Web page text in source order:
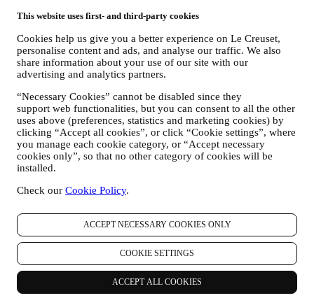
This website uses first- and third-party cookies
Cookies help us give you a better experience on Le Creuset,
personalise content and ads, and analyse our traffic. We also
share information about your use of our site with our
advertising and analytics partners.
“Necessary Cookies” cannot be disabled since they
support web functionalities, but you can consent to all the other
uses above (preferences, statistics and marketing cookies) by
clicking “Accept all cookies”, or click “Cookie settings”, where
you manage each cookie category, or “Accept necessary
cookies only”, so that no other category of cookies will be
installed.
Check our Cookie Policy.
ACCEPT NECESSARY COOKIES ONLY
COOKIE SETTINGS
ACCEPT ALL COOKIES
gevallen kunt u nog enkele berichten ontvangen totdat de
Weet dat wij uw contactgegevens en andere
persoonsgegevens niet doorgeven of verkopen aan andere
bedrijven voor hun marketingdoeleinden.
RE-TARGETING / OM ONZE AANBIEDINGEN AAN
TE PASSEN EN DE KLANTERVARING TE
VERBETEREN
Wij willen uw gegevens gebruiken om onze diensten en
aanbiedingen af te stemmen op uw behoeften en voorkeuren
om u een gepersonaliseerde Le Creuset-klantervaring te
bieden. Wij doen dit door uw gewoontes of interesses te
analyseren, bijvoorbeeld met betrekking tot de meest bekeken
pagina's van onze Website u bezoekt, welke inhoud van onze
in combinatie met uw gegevens en voorkeuren die worden
verzameld zodra u zich inschrijft voor onze gepersonaliseerde
marketingcommunicatie. Wij zullen deze informatie gebruiken
om onze advertenties op andere sites te beheren, toegang te
verlenen tot specifieke inhoud, de inhoud of de aanbiedingen
die u op de Website ziet aan te passen of, als u toestemming
hebt gegeven om u aan te melden voor onze